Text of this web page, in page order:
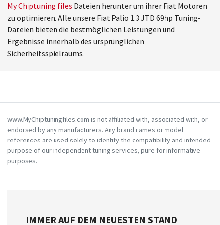
My Chiptuning files Dateien herunter um ihrer Fiat Motoren
zu optimieren. Alle unsere Fiat Palio 1.3 JTD 69hp Tuning-
Dateien bieten die bestmöglichen Leistungen und
Ergebnisse innerhalb des ursprünglichen
Sicherheitsspielraums.
www.MyChiptuningfiles.com is not affiliated with, associated with, or
endorsed by any manufacturers. Any brand names or model
references are used solely to identify the compatibility and intended
purpose of our independent tuning services, pure for informative
purposes.
IMMER AUF DEM NEUESTEN STAND